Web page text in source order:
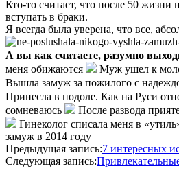
Кто-то считает, что после 50 жизни
вступать в браки.
Я всегда была уверена, что все,
А вы как считаете, разумно
меня обижаются
Муж ушел к
Вышла замуж за пожилого с
Принесла в подоле. Как на Руси
сомневаюсь
После развода
Гинеколог списала меня в
замуж в 2014 году
2020-
05-
Предыдущая запись:7 интересных
Следующая запись: